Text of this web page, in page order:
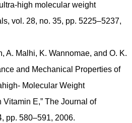
high molecular weight
vol. 28, no. 35, pp. 5225–5237,
A. Malhi, K. Wannomae, and O. K.
and Mechanical Properties of
Molecular Weight
E,” The Journal of
pp. 580–591, 2006.